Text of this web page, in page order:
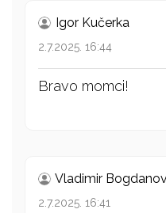
Igor Kučerka
2.7.2025. 16:44
Bravo momci!
Vladimir
2.7.2025. 16:41